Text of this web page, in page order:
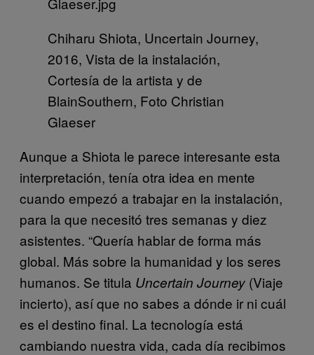
Chiharu Shiota, Uncertain Journey,
2016, Vista de la instalación,
Cortesía de la artista y de
BlainSouthern, Foto Christian
Glaeser
Aunque a Shiota le parece interesante esta
interpretación, tenía otra idea en mente
cuando empezó a trabajar en la instalación,
para la que necesitó tres semanas y diez
asistentes. “Quería hablar de forma más
global. Más sobre la humanidad y los seres
humanos. Se titula Uncertain Journey (Viaje
incierto), así que no sabes a dónde ir ni cuál
es el destino final. La tecnología está
cambiando nuestra vida, cada día recibimos